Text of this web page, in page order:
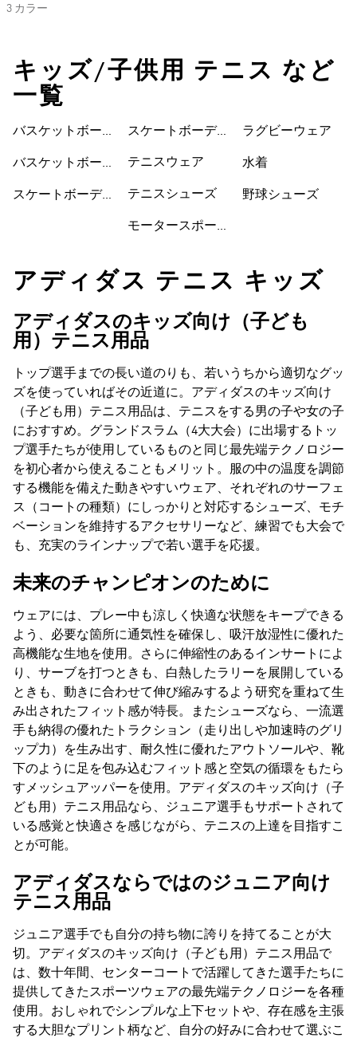
3 カラー
キッズ/子供用 テニス など
一覧
バスケットボール
バスケットボール
スケートボーディ
スケートボーディ
テニスウェア
テニスシューズ
モータースポーツ
ウェア
ラグビーウェア
水着
野球シューズ
アディダス テニス キッズ
アディダスのキッズ向け（子ども
用）テニス用品
トップ選手までの長い道のりも、若いうちから適切なグッ
ズを使っていればその近道に。アディダスのキッズ向け
（子ども用）テニス用品は、テニスをする男の子や女の子
におすすめ。グランドスラム（4大大会）に出場するトッ
プ選手たちが使用しているものと同じ最先端テクノロジー
を初心者から使えることもメリット。服の中の温度を調節
する機能を備えた動きやすいウェア、それぞれのサーフェ
ス（コートの種類）にしっかりと対応するシューズ、モチ
ベーションを維持するアクセサリーなど、練習でも大会で
も、充実のラインナップで若い選手を応援。
未来のチャンピオンのために
ウェアには、プレー中も涼しく快適な状態をキープできる
よう、必要な箇所に通気性を確保し、吸汗放湿性に優れた
高機能な生地を使用。さらに伸縮性のあるインサートによ
り、サーブを打つときも、白熱したラリーを展開している
ときも、動きに合わせて伸び縮みするよう研究を重ねて生
み出されたフィット感が特長。またシューズなら、一流選
手も納得の優れたトラクション（走り出しや加速時のグリ
ップ力）を生み出す、耐久性に優れたアウトソールや、靴
下のように足を包み込むフィット感と空気の循環をもたら
すメッシュアッパーを使用。アディダスのキッズ向け（子
ども用）テニス用品なら、ジュニア選手もサポートされて
いる感覚と快適さを感じながら、テニスの上達を目指すこ
とが可能。
アディダスならではのジュニア向け
テニス用品
ジュニア選手でも自分の持ち物に誇りを持てることが大
切。アディダスのキッズ向け（子ども用）テニス用品で
は、数十年間、センターコートで活躍してきた選手たちに
提供してきたスポーツウェアの最先端テクノロジーを各種
使用。おしゃれでシンプルな上下セットや、存在感を主張
する大胆なプリント柄など、自分の好みに合わせて選ぶこ